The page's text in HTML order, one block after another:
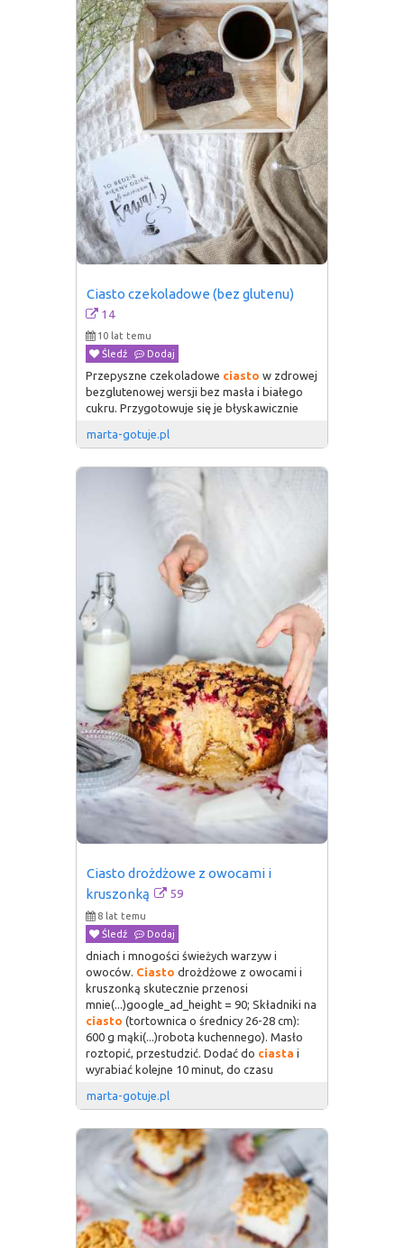
Ciasto czekoladowe (bez glutenu)
14
10 lat temu
Śledź
Dodaj
Przepyszne czekoladowe ciasto w zdrowej
bezglutenowej wersji bez masła i białego
cukru. Przygotowuje się je błyskawicznie
marta-gotuje.pl
Ciasto drożdżowe z owocami i
kruszonką
59
8 lat temu
Śledź
Dodaj
dniach i mnogości świeżych warzyw i
owoców. Ciasto drożdżowe z owocami i
kruszonką skutecznie przenosi
mnie(...)google_ad_height = 90; Składniki na
ciasto (tortownica o średnicy 26-28 cm):
600 g mąki(...)robota kuchennego). Masło
roztopić, przestudzić. Dodać do ciasta i
wyrabiać kolejne 10 minut, do czasu
marta-gotuje.pl